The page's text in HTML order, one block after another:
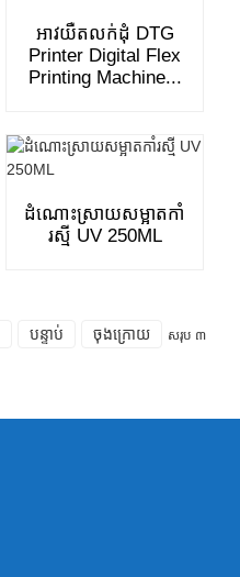
អាវយឺតលក់ដុំ DTG
Printer Digital Flex
Printing Machine...
ដំណោះស្រាយសម្អាតកាំ
រស្មី UV 250ML
បន្ទាប់ ចុងក្រោយ សរុប ៣